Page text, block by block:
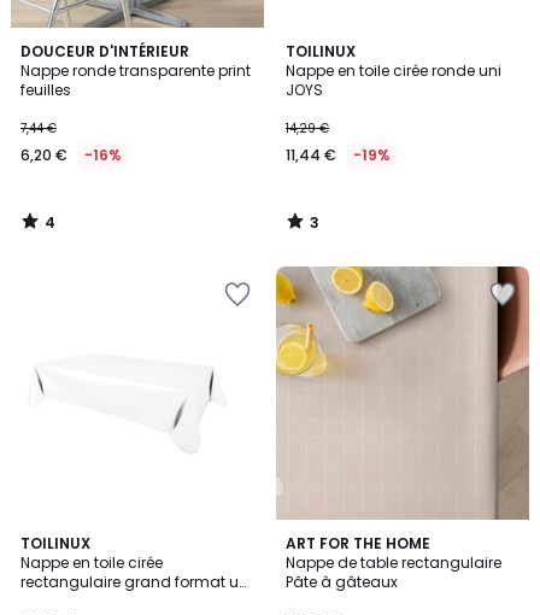
DOUCEUR D'INTÉRIEUR
Nappe ronde transparente print
feuilles
7,44 €
6,20 € -16%
4
/
5
4
/
TOILINUX
Nappe en toile cirée ronde uni
JOYS
14,29 €
11,44 € -19%
3
/
5
3
/
TOILINUX
Nappe en toile cirée
rectangulaire grand format uni
ART FOR THE HOME
Nappe de table rectangulaire
Pâte à gâteaux